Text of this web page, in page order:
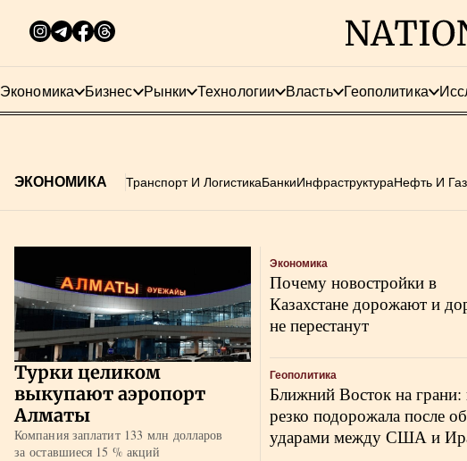
Экономика Бизнес Рынки Технологии Власть Геополитика
ЭКОНОМИКА Транспорт И ЛогистикаБанкиИнфраструктураНефть И Газ
Турки целиком
выкупают аэропорт
Алматы
Компания заплатит 133 млн долларов
за оставшиеся 15 % акций
Экономика
Почему новостройки в
Казахстане дорожают и
не перестанут
Геополитика
Ближний Восток на грани:
резко подорожала после
ударами между США и